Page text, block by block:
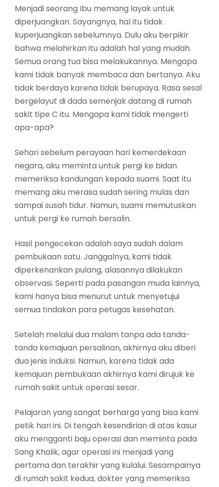
Menjadi seorang Ibu memang layak untuk
diperjuangkan. Sayangnya, hal itu tidak
kuperjuangkan sebelumnya. Dulu aku berpikir
bahwa melahirkan itu adalah hal yang mudah.
Semua orang tua bisa melakukannya. Mengapa
kami tidak banyak membaca dan bertanya. Aku
tidak berdaya karena tidak berupaya. Rasa sesal
bergelayut di dada semenjak datang di rumah
sakit tipe C itu. Mengapa kami tidak mengerti
apa-apa?
Sehari sebelum perayaan hari kemerdekaan
negara, aku meminta untuk pergi ke bidan
memeriksa kandungan kepada suami. Saat itu
memang aku merasa sudah sering mulas dan
sampai susah tidur. Namun, suami memutuskan
untuk pergi ke rumah bersalin.
Hasil pengecekan adalah saya sudah dalam
pembukaan satu. Janggalnya, kami tidak
diperkenankan pulang, alasannya dilakukan
observasi. Seperti pada pasangan muda lainnya,
kami hanya bisa menurut untuk menyetujui
semua tindakan para petugas kesehatan.
Setelah melalui dua malam tanpa ada tanda-
tanda kemajuan persalinan, akhirnya aku diberi
dua jenis induksi. Namun, karena tidak ada
kemajuan pembukaan akhirnya kami dirujuk ke
rumah sakit untuk operasi sesar.
Pelajaran yang sangat berharga yang bisa kami
petik hari ini. Di tengah kesendirian di atas kasur
aku mengganti baju operasi dan meminta pada
Sang Khalik, agar operasi ini menjadi yang
pertama dan terakhir yang kulalui. Sesampainya
di rumah sakit kedua, dokter yang memeriksa